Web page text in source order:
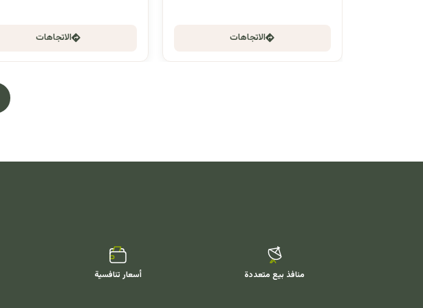
الاتجاهات الاتجاهات
منافذ بيع متعددة أسعار تنافسية